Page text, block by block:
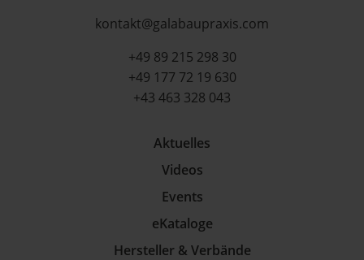
kontakt@galabaupraxis.com
+49 89 215 298 30
+49 177 72 19 630
+43 463 328 043
Aktuelles
Videos
Events
eKataloge
Hersteller & Verbände